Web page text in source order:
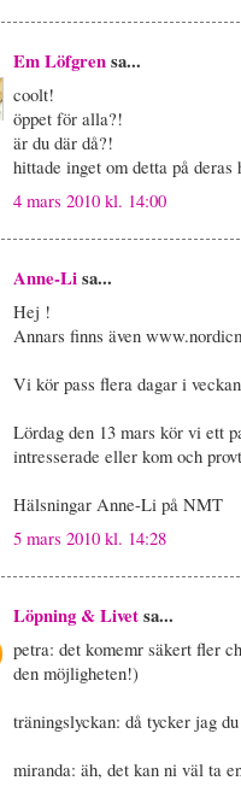
Em Löfgrensa...
coolt!
öppet för alla?!
är du där då?!
hittade inget om detta på
4 mars 2010 kl. 14:00
Anne-Lisa...
Hej !
Annars finns även
Vi kör pass flera dagar i
Lördag den 13 mars kör vi ett
intresserade eller kom och
Hälsningar Anne-Li på NMT
5 mars 2010 kl. 14:28
Löpning & Livetsa...
petra: det komemr säkert fler
den möjligheten!)
träningslyckan: då tycker jag
miranda: äh, det kan ni väl ta